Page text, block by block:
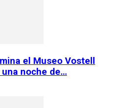
el Museo Vostell
noche de…